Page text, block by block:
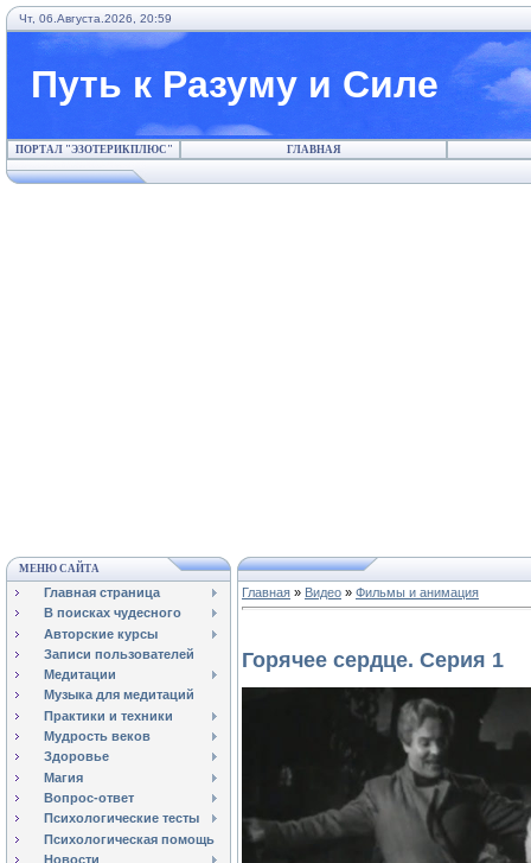
Чт, 06.Августа.2026, 20:59
Путь к Разуму и Силе
ПОРТАЛ "ЭЗОТЕРИКПЛЮС" ГЛАВНАЯ
МЕНЮ САЙТА
Главная страница
В поисках чудесного
Авторские курсы
Записи пользователей
Медитации
Музыка для медитаций
Практики и техники
Мудрость веков
Здоровье
Магия
Вопрос-ответ
Психологические тесты
Психологическая помощь
Новости
Главная » Видео » Фильмы и анимация
Горячее сердце. Серия 1